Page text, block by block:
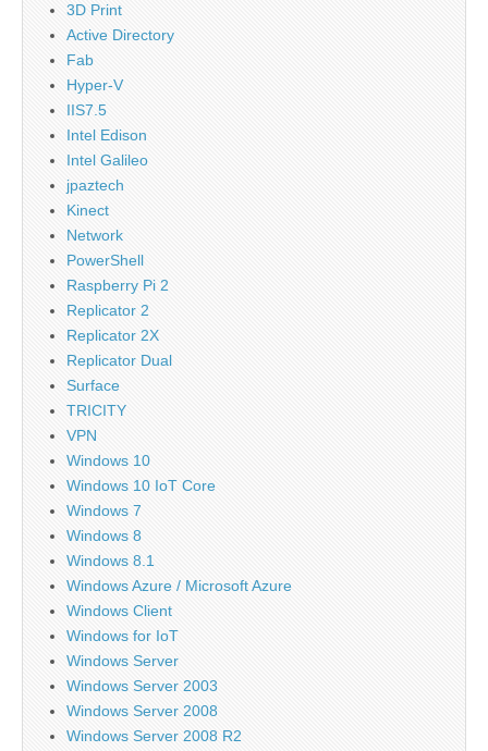
3D Print
Active Directory
Fab
Hyper-V
IIS7.5
Intel Edison
Intel Galileo
jpaztech
Kinect
Network
PowerShell
Raspberry Pi 2
Replicator 2
Replicator 2X
Replicator Dual
Surface
TRICITY
VPN
Windows 10
Windows 10 IoT Core
Windows 7
Windows 8
Windows 8.1
Windows Azure / Microsoft Azure
Windows Client
Windows for IoT
Windows Server
Windows Server 2003
Windows Server 2008
Windows Server 2008 R2